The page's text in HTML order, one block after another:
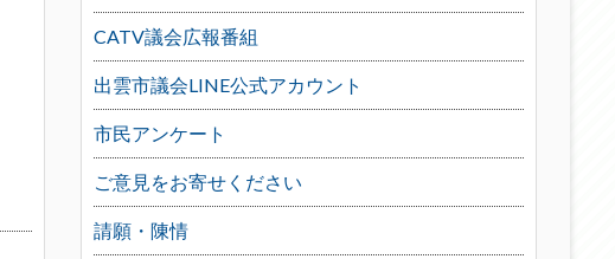
CATV議会広報番組
出雲市議会LINE公式アカウント
市民アンケート
ご意見をお寄せください
請願・陳情